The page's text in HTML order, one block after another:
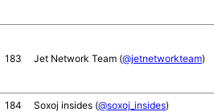
183 Jet Network Team (@jetnetworkteam)
184 Soxoj insides (@soxoj_insides)